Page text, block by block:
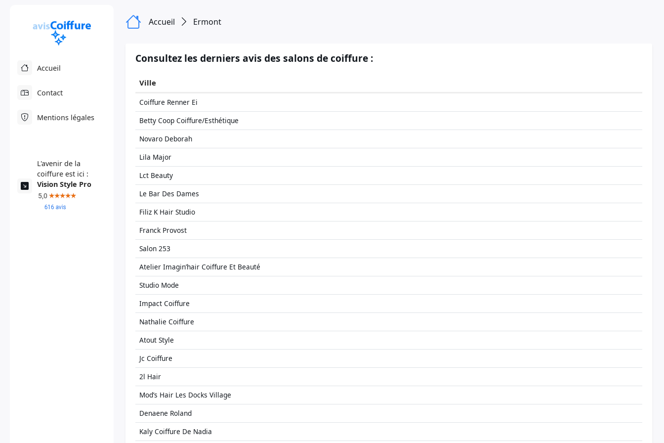
Accueil
Contact
Mentions légales
L'avenir de la
coiffure est ici :
Vision Style Pro
Accueil Ermont
Consultez les derniers avis des salons de coiffure :
Ville
Coiffure Renner Ei
Betty Coop Coiffure/Esthétique
Novaro Deborah
Lila Major
Lct Beauty
Le Bar Des Dames
Filiz K Hair Studio
Franck Provost
Salon 253
Atelier Imagin’hair Coiffure Et Beauté
Studio Mode
Impact Coiffure
Nathalie Coiffure
Atout Style
Jc Coiffure
2l Hair
Mod’s Hair Les Docks Village
Denaene Roland
Kaly Coiffure De Nadia